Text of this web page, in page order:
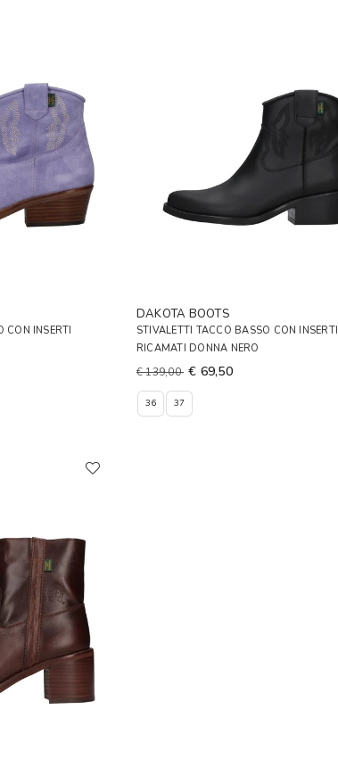
CON INSERTI
DAKOTA BOOTS
STIVALETTI TACCO BASSO CON INSERTI
RICAMATI DONNA NERO
€ 139,00 € 69,50
36 37